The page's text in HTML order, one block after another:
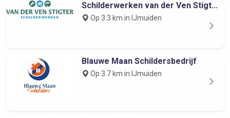
Schilderwerken van der Ven Stigt...
Op 3.3 km in IJmuiden
Blauwe Maan Schildersbedrijf
Op 3.7 km in IJmuiden